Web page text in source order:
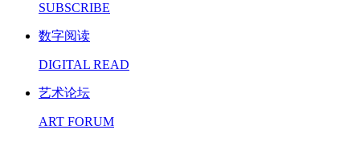
SUBSCRIBE
数字阅读
DIGITAL READ
艺术论坛
ART FORUM